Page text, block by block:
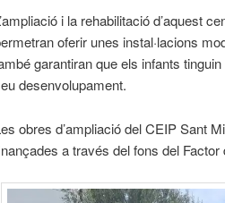
i la rehabilitació d’aquest
oferir unes instal·lacions
garantiran que els infants
desenvolupament.
obres d’ampliació del CEIP Sant
a través del fons del Factor